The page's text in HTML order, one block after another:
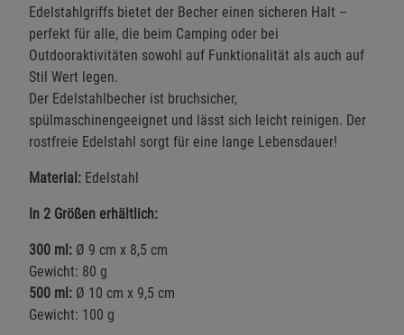
Edelstahlgriffs bietet der Becher einen sicheren Halt –
perfekt für alle, die beim Camping oder bei
Outdooraktivitäten sowohl auf Funktionalität als auch auf
Stil Wert legen.
Der Edelstahlbecher ist bruchsicher,
spülmaschinengeeignet und lässt sich leicht reinigen. Der
rostfreie Edelstahl sorgt für eine lange Lebensdauer!
Material: Edelstahl
In 2 Größen erhältlich:
300 ml: Ø 9 cm x 8,5 cm
Gewicht: 80 g
500 ml: Ø 10 cm x 9,5 cm
Gewicht: 100 g